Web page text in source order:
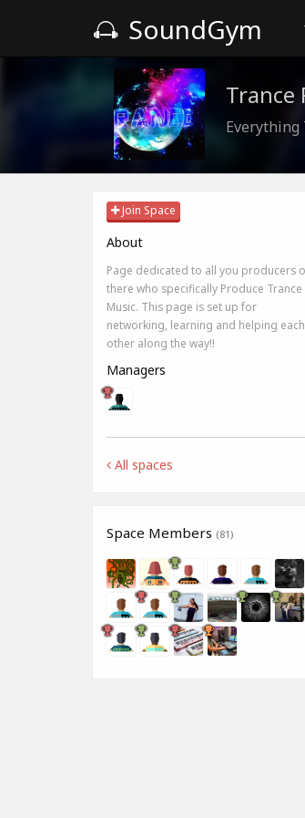
SoundGym
Trance
Everything
Join Space
About
Page dedicated to all you producers
there who specifically Produce Trance
Music. This page is set up for
networking, learning and helping each
other along the way!!
Managers
All spaces
Space Members (81)